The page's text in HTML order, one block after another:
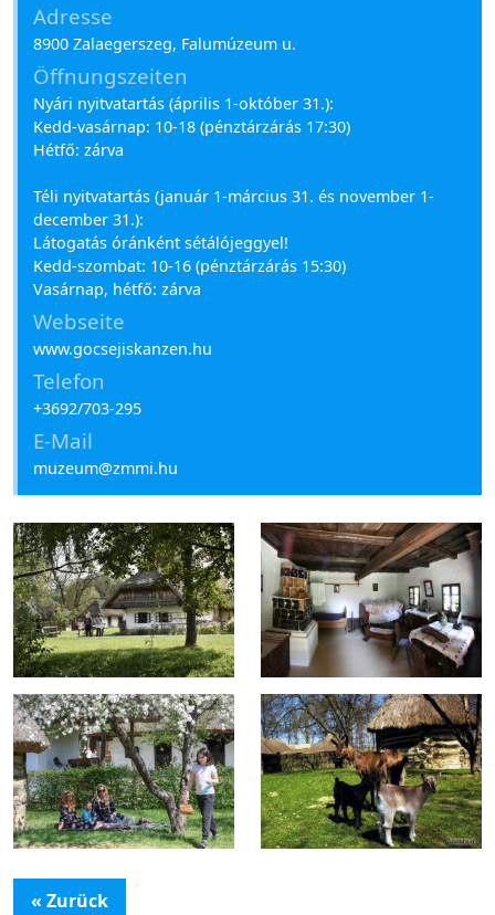
Adresse
8900 Zalaegerszeg, Falumúzeum u.
Öffnungszeiten
Nyári nyitvatartás (április 1-október 31.):
Kedd-vasárnap: 10-18 (pénztárzárás 17:30)
Hétfő: zárva
Téli nyitvatartás (január 1-március 31. és november 1-
december 31.):
Látogatás óránként sétálójeggyel!
Kedd-szombat: 10-16 (pénztárzárás 15:30)
Vasárnap, hétfő: zárva
Webseite
www.gocsejiskanzen.hu
Telefon
+3692/703-295
E-Mail
muzeum@zmmi.hu
« Zurück